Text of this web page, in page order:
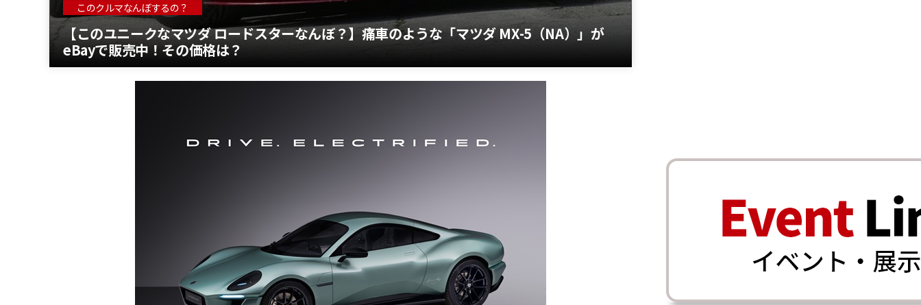
このクルマなんぼするの？
【このユニークなマツダ ロードスターなんぼ？】痛車のような「マツダ MX-5（NA）」が
eBayで販売中！その価格は？